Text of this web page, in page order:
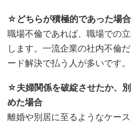
☆どちらが積極的であった場合
職場不倫であれば、職場での
します。一流企業の社内不倫
ード解決で払う人が多いです。
☆夫婦関係を破綻させたか、
めた場合
離婚や別居に至るようなケー